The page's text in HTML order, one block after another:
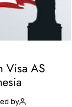
Visa AS
by